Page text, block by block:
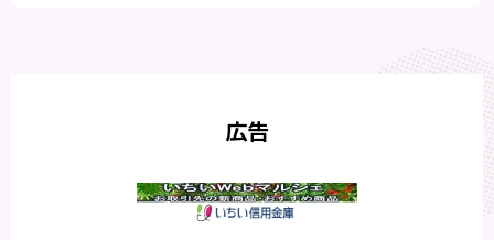
広告